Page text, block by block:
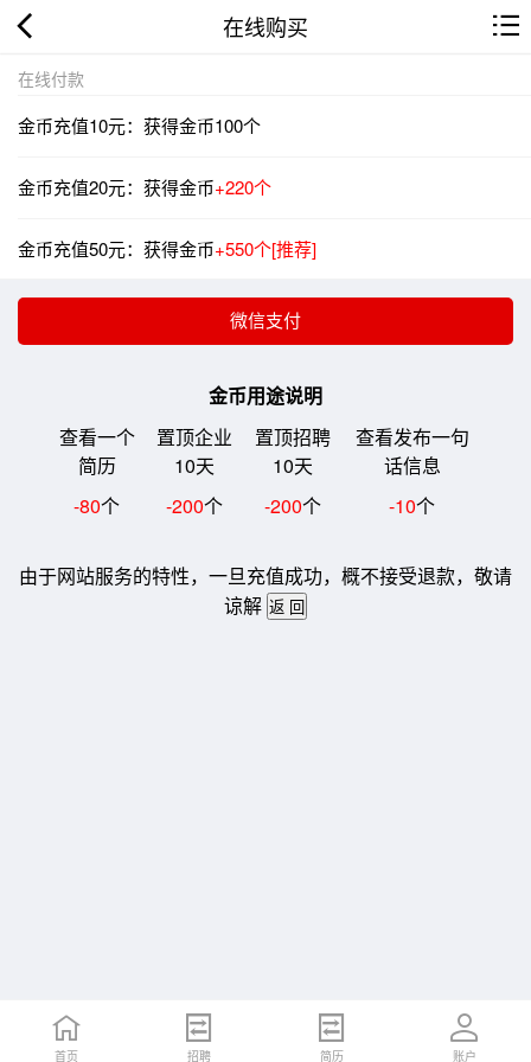
在线购买
在线付款
金币充值10元：获得金币100个
金币充值20元：获得金币+220个
金币充值50元：获得金币+550个[推荐]
金币用途说明
查看一个
简历
置顶企业
10天
置顶招聘
10天
查看发布一句
话信息
-80个 -200个 -200个 -10个
由于网站服务的特性，一旦充值成功，概不接受退款，敬请
谅解
首页 招聘 简历 账户